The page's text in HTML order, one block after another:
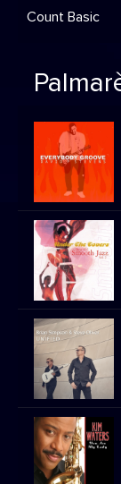
Count Basic